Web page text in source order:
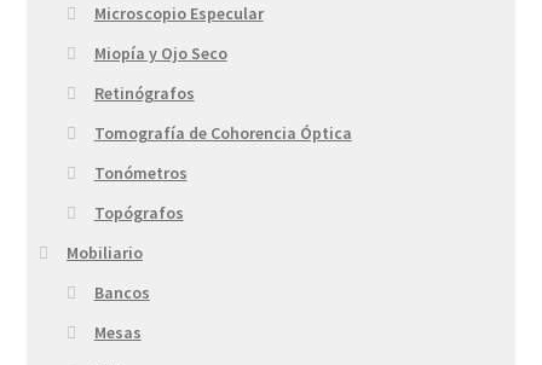
Microscopio Especular
Miopía y Ojo Seco
Retinógrafos
Tomografía de Cohorencia Óptica
Tonómetros
Topógrafos
Mobiliario
Bancos
Mesas